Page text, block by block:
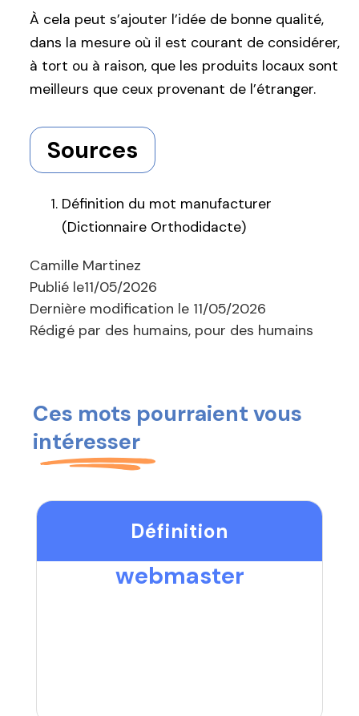
À cela peut s’ajouter l’idée de bonne qualité,
dans la mesure où il est courant de considérer,
à tort ou à raison, que les produits locaux sont
meilleurs que ceux provenant de l’étranger.
Sources
Définition du mot manufacturer
(Dictionnaire Orthodidacte)
Camille Martinez
Publié le11/05/2026
Dernière modification le 11/05/2026
Rédigé par des humains, pour des humains
Ces mots pourraient vous
intéresser
Définition
webmaster